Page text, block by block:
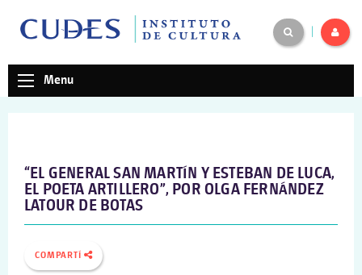
Menu
“EL GENERAL SAN MARTÍN Y ESTEBAN DE LUCA,
EL POETA ARTILLERO”, POR OLGA FERNÁNDEZ
LATOUR DE BOTAS
COMPARTÍ